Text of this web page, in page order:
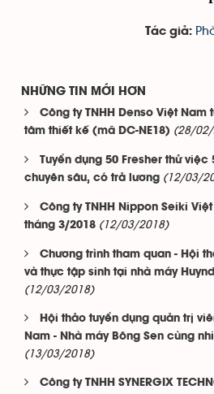
Tác giả:
NHỮNG TIN MỚI HƠN
Công ty TNHH Denso Việt Nam
tâm thiết kế (mã DC-NE18) (28/
Tuyển dụng 50 Fresher thử
chuyên sâu, có trả lương (12/03/
Công ty TNHH Nippon Seiki
tháng 3/2018 (12/03/2018)
Chương trình tham quan - Hội
và thực tập sinh tại nhà máy
(12/03/2018)
Hội thảo tuyển dụng quản trị
Nam - Nhà máy Bông Sen cùng
(13/03/2018)
Công ty TNHH SYNERGIX